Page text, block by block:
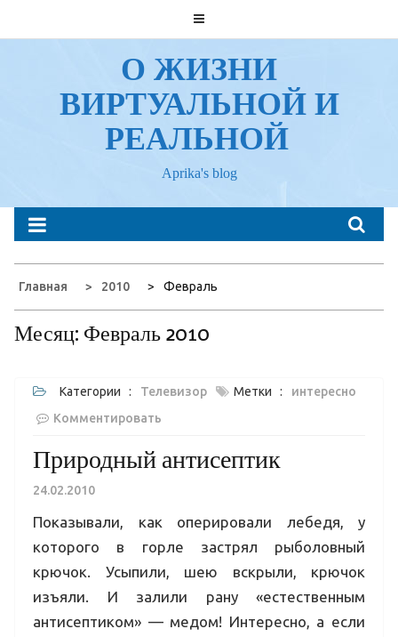
О ЖИЗНИ
ВИРТУАЛЬНОЙ И
РЕАЛЬНОЙ
Aprika's blog
Главная 2010 Февраль
Месяц: Февраль 2010
Категории : Телевизор Метки : интересно
Комментировать
Природный антисептик
24.02.2010
Показывали, как оперировали лебедя, у
которого в горле застрял рыболовный
крючок. Усыпили, шею вскрыли, крючок
изъяли. И залили рану «естественным
антисептиком» — медом! Интересно, а если